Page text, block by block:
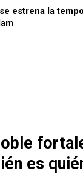
estrena la
es